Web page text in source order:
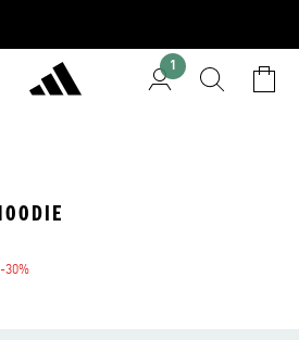
1
-30%